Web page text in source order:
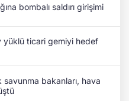
bombalı saldırı girişimi
yüklü ticari gemiyi hedef
savunma bakanları, hava